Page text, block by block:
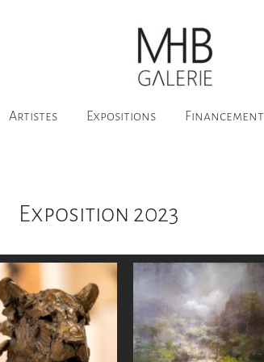
Artistes Expositions Financement
Exposition 2023